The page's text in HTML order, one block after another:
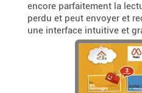
encore parfaitement la
perdu et peut envoyer et
une interface intuitive et